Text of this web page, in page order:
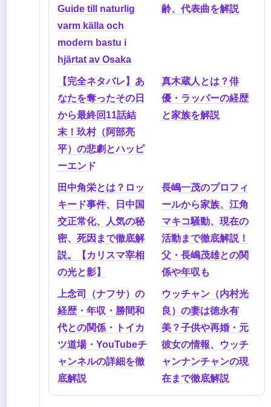
Guide till naturlig
varm källa och
modern bastu i
hjärtat av Osaka
齢、代表曲を解説
【完全ネタバレ】あ
なたを奪ったその日
から最終回11話結
末！玖村（阿部亮
平）の悲劇とハッピ
ーエンド
真木蔵人とは？俳
優・ラッパーの経歴
と家族を解説
田中角栄とは？ロッ
キード事件、日中国
交正常化、人気の秘
密、死因まで徹底解
説。【カリスマ宰相
の光と影】
長嶋一茂のプロフィ
ールから家族、江角
マキコ騒動、現在の
活動まで徹底解説！
父・長嶋茂雄との関
係や年収も
上念司（ナフサ）の
経歴・年収・勝間和
代との関係・トイカ
ツ道場・YouTubeチ
ャンネルの詳細を徹
底解説
ウッチャン（内村光
良）の妻は徳永有
美？子供や再婚・元
彼女の情報、ウッチ
ャンナンチャンの現
在まで徹底解説